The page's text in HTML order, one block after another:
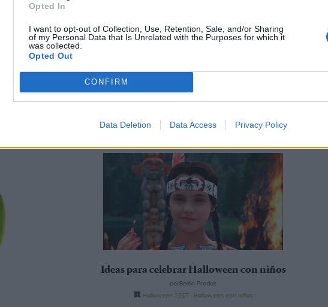
Opted In
I want to opt-out of Collection, Use, Retention, Sale, and/or Sharing
of my Personal Data that Is Unrelated with the Purposes for which it
was collected.
Opted Out
CONFIRM
Data Deletion Data Access Privacy Policy
Ideas para celebrar Halloween con niños
porBelén Pradas
Halloween 2017· Halloween con niños